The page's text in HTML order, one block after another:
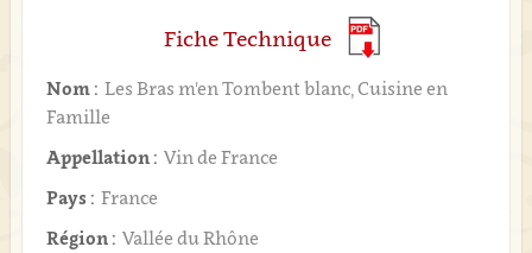
Fiche Technique
Nom : Les Bras m'en Tombent blanc, Cuisine en
Famille
Appellation : Vin de France
Pays : France
Région : Vallée du Rhône